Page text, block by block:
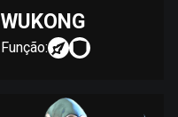
WUKONG
Função: